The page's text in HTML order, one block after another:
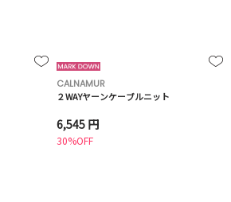
CALNAMUR
２WAYヤーンケーブルニット
6,545 円
30%OFF